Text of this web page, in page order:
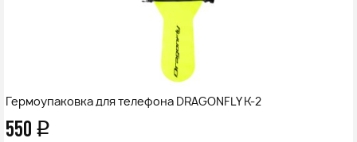
Гермоупаковка для телефона DRAGONFLY K-2
550 q